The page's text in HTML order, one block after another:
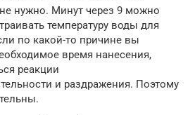
нужно. Минут через 9 можно
температуру воды для
по какой-то причине вы
время нанесения,
реакции
и раздражения. Поэтому